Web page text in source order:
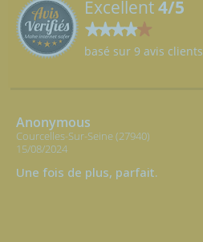
Excellent4/5
basé sur 9 avis clients
Anonymous
Courcelles-Sur-Seine (27940)
15/08/2024
Une fois de plus, parfait.